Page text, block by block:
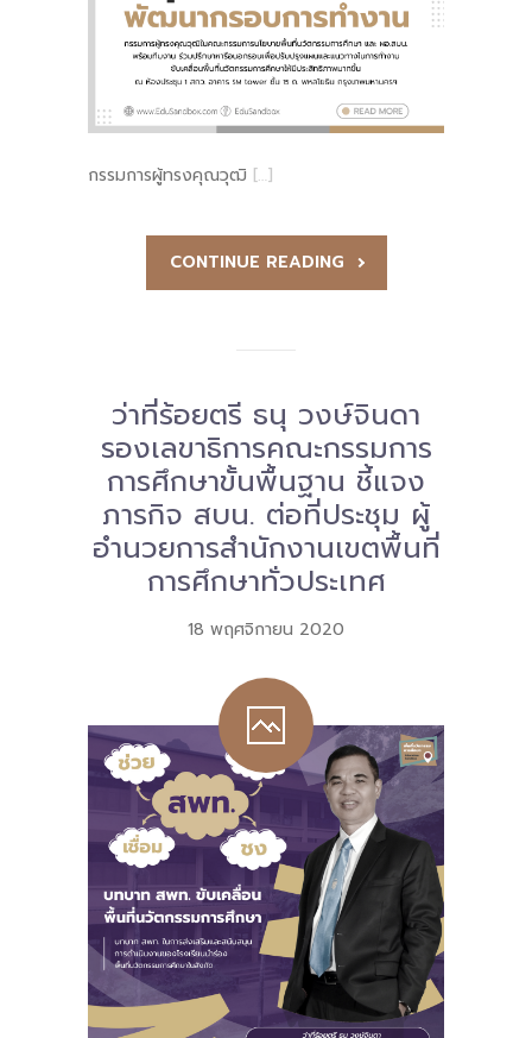
กรรมการผู้ทรงคุณวุฒิ […]
CONTINUE READING
ว่าที่ร้อยตรี ธนุ วงษ์จินดา
รองเลขาธิการคณะกรรมการ
การศึกษาขั้นพื้นฐาน ชี้แจง
ภารกิจ สบน. ต่อที่ประชุม ผู้
อำนวยการสำนักงานเขตพื้นที่
การศึกษาทั่วประเทศ
18 พฤศจิกายน 2020